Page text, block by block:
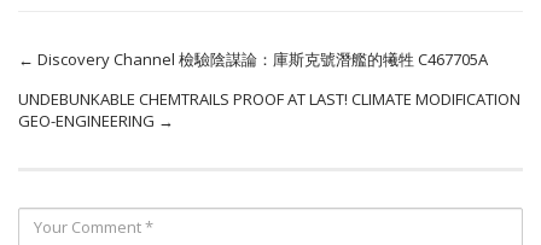
← Discovery Channel 檢驗陰謀論：庫斯克號潛艦的犧牲 C467705A
UNDEBUNKABLE CHEMTRAILS PROOF AT LAST! CLIMATE MODIFICATION
GEO-ENGINEERING →